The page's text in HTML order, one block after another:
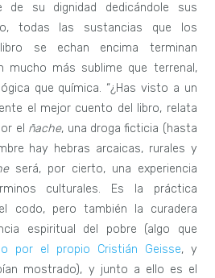
de su dignidad dedicándole sus
todas las sustancias que los
se echan encima terminan
mucho más sublime que terrenal,
que química. “¿Has visto a un
el mejor cuento del libro, relata
el ñache, una droga ficticia (hasta
hay hebras arcaicas, rurales y
será, por cierto, una experiencia
culturales. Es la práctica
codo, pero también la curadera
espiritual del pobre (algo que
por el propio Cristián Geisse, y
mostrado), y junto a ello es el